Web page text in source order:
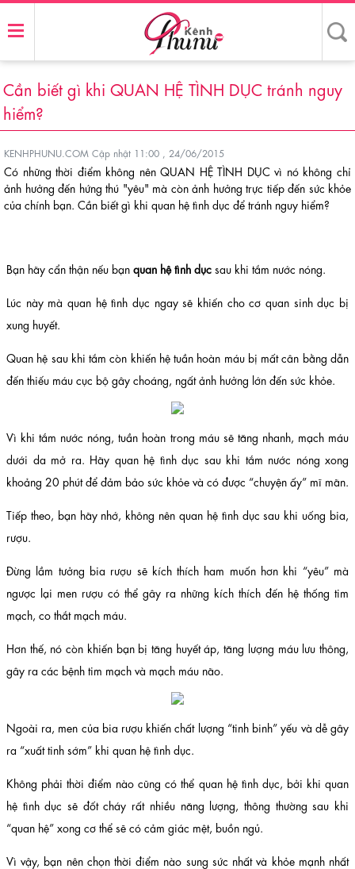
Cần biết gì khi QUAN HỆ TÌNH DỤC tránh nguy
hiểm?
KENHPHUNU.COM Cập nhật 11:00 , 24/06/2015
Có những thời điểm không nên QUAN HỆ TÌNH DỤC vì nó không chỉ
ảnh hưởng đến hứng thú "yêu" mà còn ảnh hưởng trực tiếp đến sức khỏe
của chính bạn. Cần biết gì khi quan hệ tình dục để tránh nguy hiểm?
Bạn hãy cẩn thận nếu bạn quan hệ tình dục sau khi tắm nước nóng.
Lúc này mà quan hệ tình dục ngay sẽ khiến cho cơ quan sinh dục bị
xung huyết.
Quan hệ sau khi tắm còn khiến hệ tuần hoàn máu bị mất cân bằng dẫn
đến thiếu máu cục bộ gây choáng, ngất ảnh hưởng lớn đến sức khỏe.
Vì khi tắm nước nóng, tuần hoàn trong máu sẽ tăng nhanh, mạch máu
dưới da mở ra. Hãy quan hệ tình dục sau khi tắm nước nóng xong
khoảng 20 phút để đảm bảo sức khỏe và có được “chuyện ấy” mĩ mãn.
Tiếp theo, bạn hãy nhớ, không nên quan hệ tình dục sau khi uống bia,
rượu.
Đừng lầm tưởng bia rượu sẽ kích thích ham muốn hơn khi “yêu” mà
ngược lại men rượu có thể gây ra những kích thích đến hệ thống tim
mạch, co thắt mạch máu.
Hơn thế, nó còn khiến bạn bị tăng huyết áp, tăng lượng máu lưu thông,
gây ra các bệnh tim mạch và mạch máu não.
Ngoài ra, men của bia rượu khiến chất lượng “tinh binh” yếu và dễ gây
ra “xuất tinh sớm” khi quan hệ tình dục.
Không phải thời điểm nào cũng có thể quan hệ tình dục, bởi khi quan
hệ tình dục sẽ đốt cháy rất nhiều năng lượng, thông thường sau khi
“quan hệ” xong cơ thể sẽ có cảm giác mệt, buồn ngủ.
Vì vậy, bạn nên chọn thời điểm nào sung sức nhất và khỏe mạnh nhất